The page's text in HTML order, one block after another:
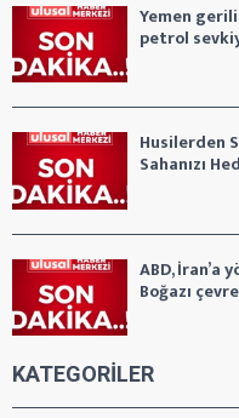
Yemen
petrol
Husilerden
Sahanızı
ABD, İran’a
Boğazı
KATEGORİLER